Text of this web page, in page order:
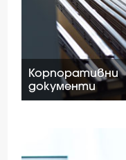
Корпоративни
документи